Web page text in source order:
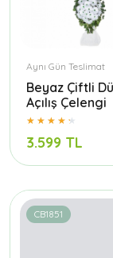
Aynı Gün Teslimat
Beyaz Çiftli
Açılış Çelengi
3.599 TL
CB1851